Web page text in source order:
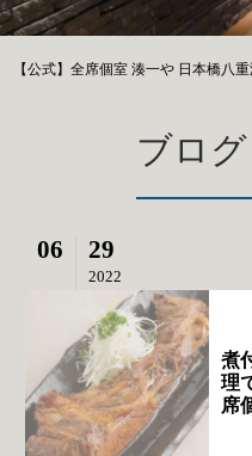
【公式】全席個室 湊一や 日本橋八
ブロ
06 29
2022
煮
理
席